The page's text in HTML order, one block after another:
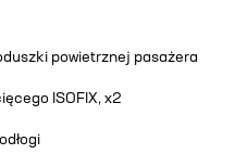
powietrznej pasażera
ISOFIX, x2